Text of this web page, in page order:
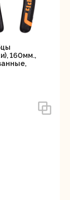
160мм.,